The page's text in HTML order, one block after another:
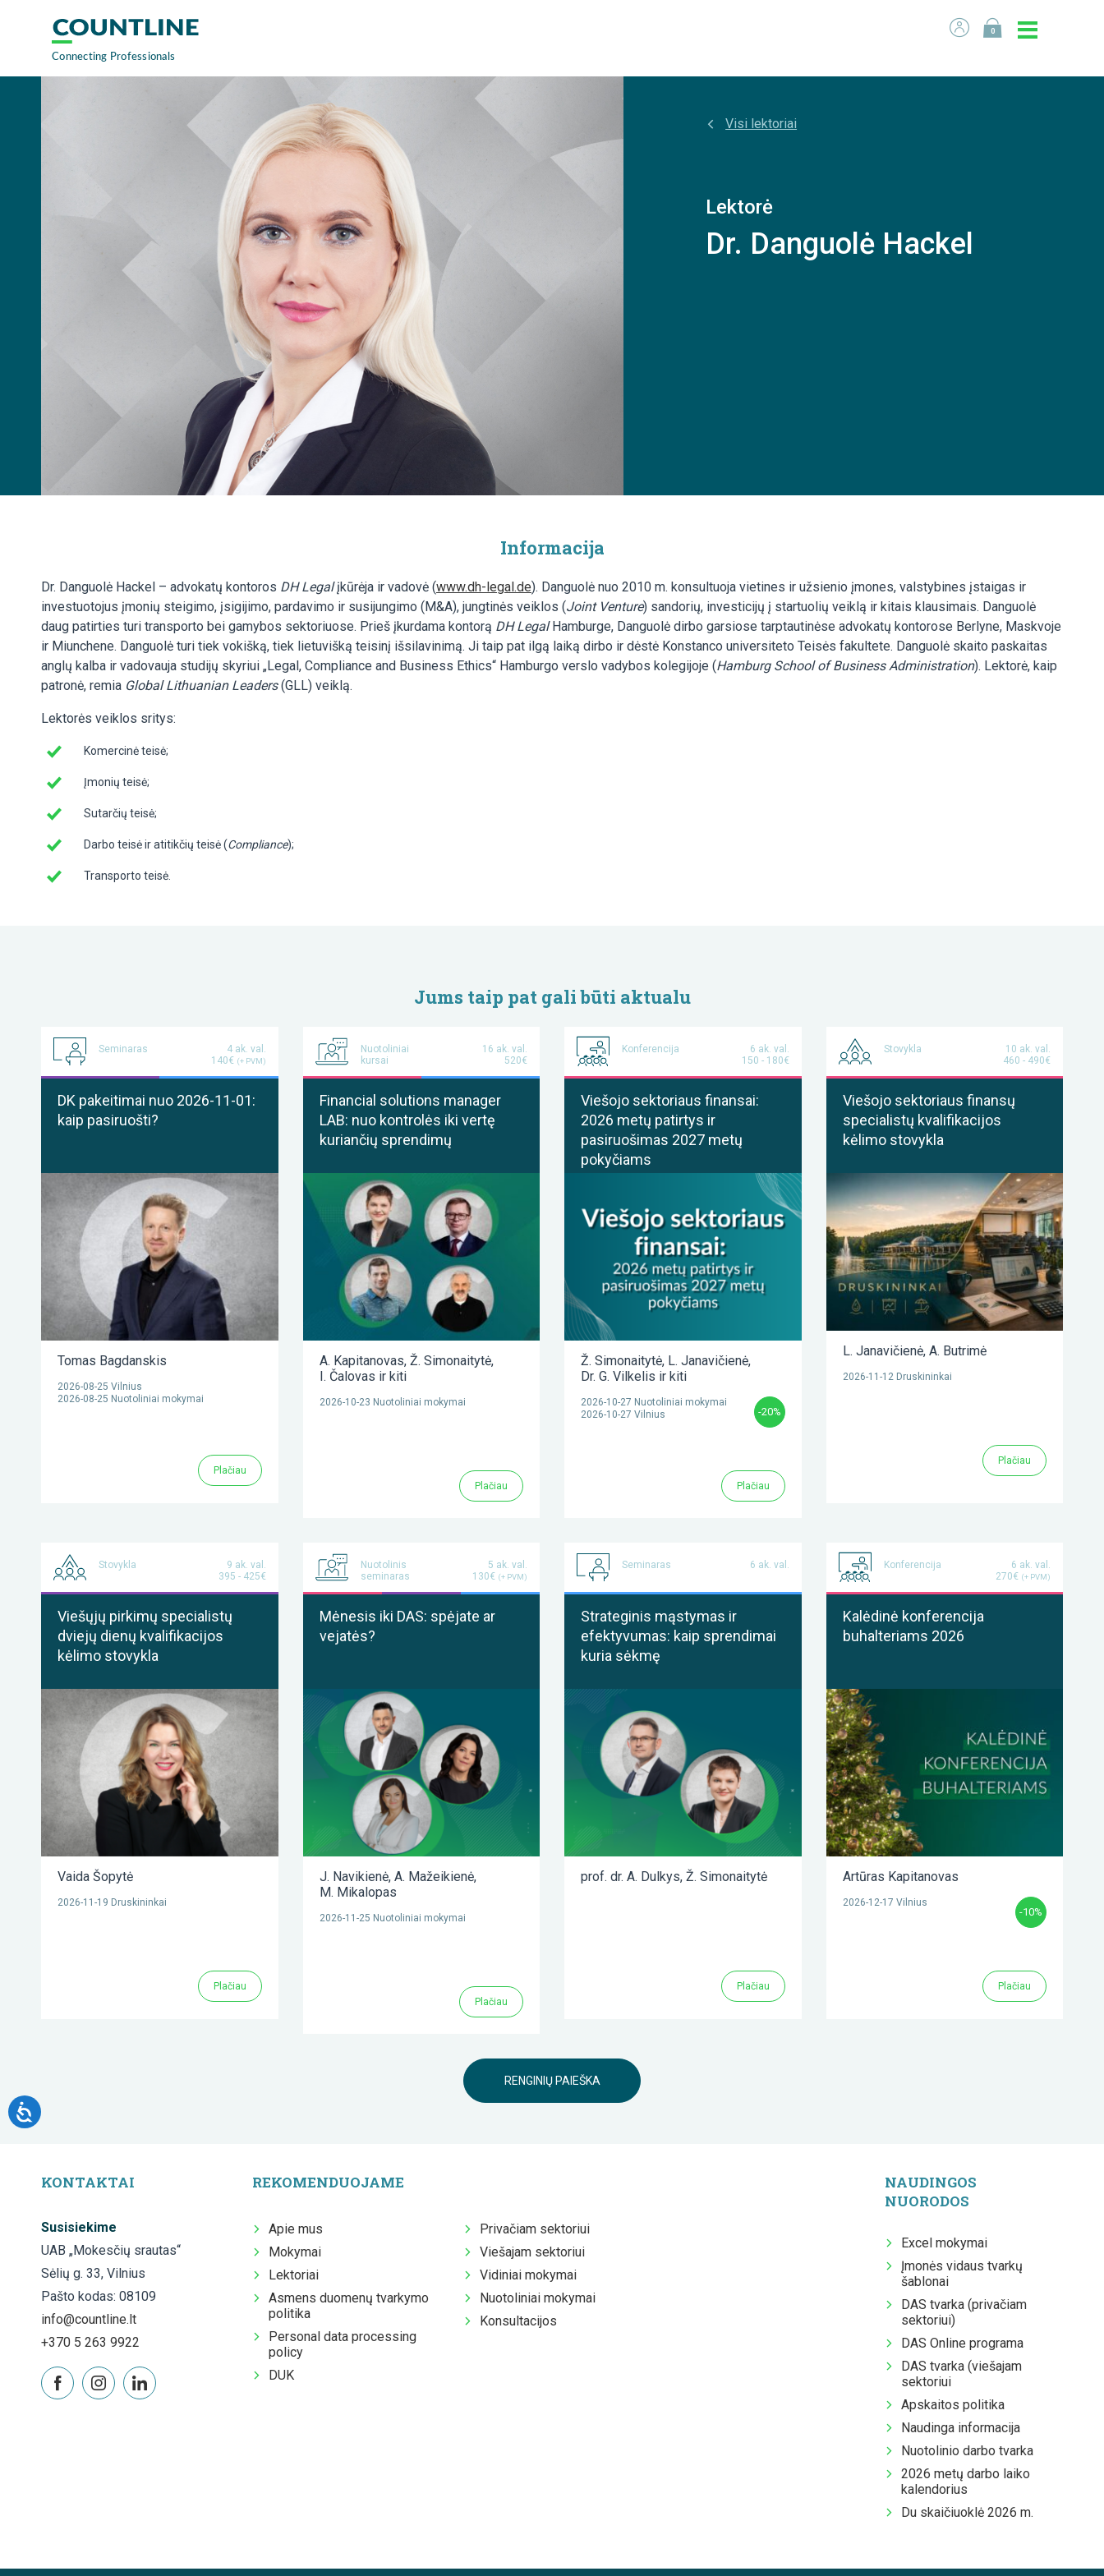
0
Visi lektoriai
Lektorė
Dr. Danguolė Hackel
Informacija
Dr. Danguolė Hackel – advokatų kontoros DH Legalįkūrėja ir vadovė (www.dh-legal.de). Danguolė nuo 2010 m. konsultuoja vietines ir užsienio įmones, valstybines įstaigas ir
investuotojus įmonių steigimo, įsigijimo, pardavimo ir susijungimo (M&A), jungtinės veiklos (Joint Venture) sandorių, investicijų į startuolių veiklą ir kitais klausimais. Danguolė
daug patirties turi transporto bei gamybos sektoriuose. Prieš įkurdama kontorą DH LegalHamburge, Danguolė dirbo garsiose tarptautinėse advokatų kontorose Berlyne, Maskvoje
ir Miunchene. Danguolė turi tiek vokišką, tiek lietuvišką teisinį išsilavinimą. Ji taip pat ilgą laiką dirbo ir dėstė Konstanco universiteto Teisės fakultete. Danguolė skaito paskaitas
anglų kalba ir vadovauja studijų skyriui „Legal, Compliance and Business Ethics“ Hamburgo verslo vadybos kolegijoje (Hamburg School of Business Administration). Lektorė, kaip
patronė, remia Global Lithuanian Leaders(GLL) veiklą.
Lektorės veiklos sritys:
Komercinė teisė;
Įmonių teisė;
Sutarčių teisė;
Darbo teisė ir atitikčių teisė (Compliance);
Transporto teisė.
Jums taip pat gali būti aktualu
Seminaras
4 ak. val.
140€ (+ PVM)
DK pakeitimai nuo 2026-11-01:
kaip pasiruošti?
Tomas Bagdanskis
2026-08-25 Vilnius
2026-08-25 Nuotoliniai mokymai
Plačiau
Nuotoliniai
kursai
16 ak. val.
520€
Financial solutions manager
LAB: nuo kontrolės iki vertę
kuriančių sprendimų
A. Kapitanovas, Ž. Simonaitytė,
I. Čalovas ir kiti
2026-10-23 Nuotoliniai mokymai
Plačiau
Konferencija
6 ak. val.
150 - 180€
Viešojo sektoriaus finansai:
2026 metų patirtys ir
pasiruošimas 2027 metų
pokyčiams
Ž. Simonaitytė, L. Janavičienė,
Dr. G. Vilkelis ir kiti
2026-10-27 Nuotoliniai mokymai
2026-10-27 Vilnius
-20%
Plačiau
Stovykla
10 ak. val.
460 - 490€
Viešojo sektoriaus finansų
specialistų kvalifikacijos
kėlimo stovykla
L. Janavičienė, A. Butrimė
2026-11-12 Druskininkai
Plačiau
Stovykla
9 ak. val.
395 - 425€
Viešųjų pirkimų specialistų
dviejų dienų kvalifikacijos
kėlimo stovykla
Vaida Šopytė
2026-11-19 Druskininkai
Plačiau
Nuotolinis
seminaras
5 ak. val.
130€ (+ PVM)
Mėnesis iki DAS: spėjate ar
vejatės?
J. Navikienė, A. Mažeikienė,
M. Mikalopas
2026-11-25 Nuotoliniai mokymai
Plačiau
Seminaras 6 ak. val.
Strateginis mąstymas ir
efektyvumas: kaip sprendimai
kuria sėkmę
prof. dr. A. Dulkys, Ž. Simonaitytė
Plačiau
Konferencija
6 ak. val.
270€ (+ PVM)
Kalėdinė konferencija
buhalteriams 2026
Artūras Kapitanovas
2026-12-17 Vilnius
-10%
Plačiau
RENGINIŲ PAIEŠKA
KONTAKTAI
Susisiekime
UAB „Mokesčių srautas“
Sėlių g. 33, Vilnius
Pašto kodas: 08109
info@countline.lt
+370 5 263 9922
REKOMENDUOJAME
Apie mus
Mokymai
Lektoriai
Asmens duomenų tvarkymo
politika
Personal data processing
policy
DUK
Privačiam sektoriui
Viešajam sektoriui
Vidiniai mokymai
Nuotoliniai mokymai
Konsultacijos
NAUDINGOS
NUORODOS
Excel mokymai
Įmonės vidaus tvarkų
šablonai
DAS tvarka (privačiam
sektoriui)
DAS Online programa
DAS tvarka (viešajam
sektoriui
Apskaitos politika
Naudinga informacija
Nuotolinio darbo tvarka
2026 metų darbo laiko
kalendorius
Du skaičiuoklė 2026 m.